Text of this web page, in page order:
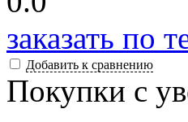
заказать по
Добавить к сравнению
Покупки с